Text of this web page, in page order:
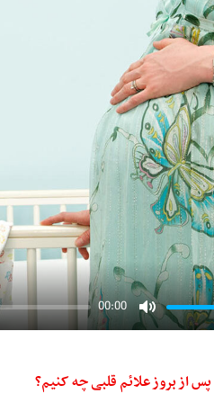
00:00
Mute
پس از بروز علائم قلبی چه کنیم؟